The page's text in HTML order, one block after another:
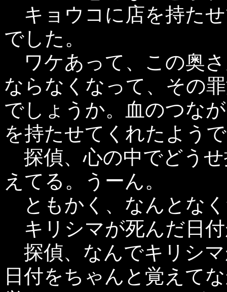
キョウコに店を持た
でした。
ワケあって、この奥
ならなくなって、その
でしょうか。血のつな
を持たせてくれたよう
探偵、心の中でどう
えてる。うーん。
ともかく、なんとな
キリシマが死んだ日
探偵、なんでキリシ
日付をちゃんと覚えて